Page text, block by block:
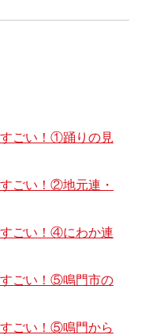
ごい！①踊りの見
ごい！②地元連・
ごい！④にわか連
すごい！⑤鳴門市の
ごい！⑤鳴門から